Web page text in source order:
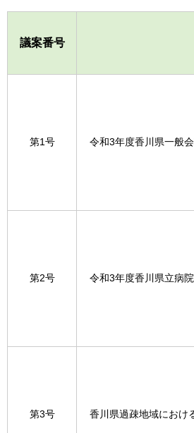
議案番号
第1号 令和3年度香川県一般
第2号 令和3年度香川県立病
第3号 香川県過疎地域におけ